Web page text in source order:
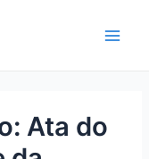
Ata do